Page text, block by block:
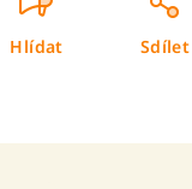
Hlídat Sdílet